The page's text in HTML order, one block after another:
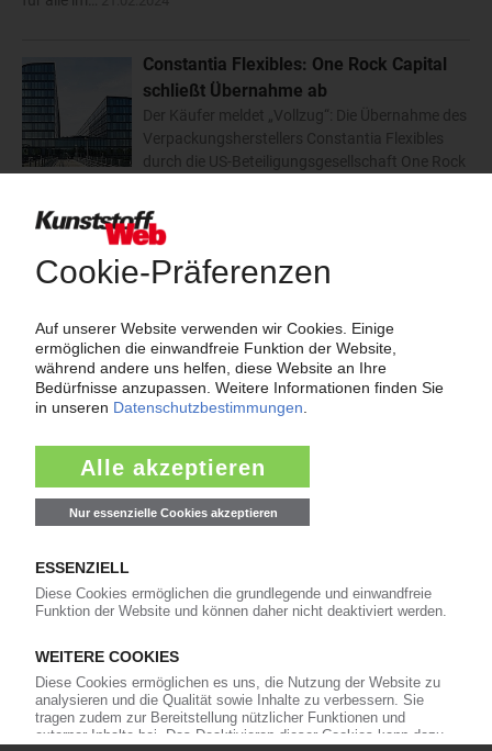
Constantia Flexibles: One Rock Capital
schließt Übernahme ab
Der Käufer meldet „Vollzug“: Die Übernahme des
Verpackungsherstellers Constantia Flexibles
durch die US-Beteiligungsgesellschaft One Rock
flexiblen Verpackungen steigt .…
Constantia Flexibles:
Mehrheitseigentümer
Über mögliche Übernahmekandidaten wurde in
den vergangenen Wochen mehrfach spekuliert;
jetzt meldet Constantia Flexibles : Neuer Mehrheitseigentümer des
österreichischen Verpackungskonzerns soll eine
03.08.2023
Constantia Flexibles: Joint-Venture mit
indischer SB Packaging
Gemeinschaftsunternehmens für den indischen
indische SB Packagings Nägel mit Köpfen. SB-Constantia
03.07.2023
« Zurück Weiter »